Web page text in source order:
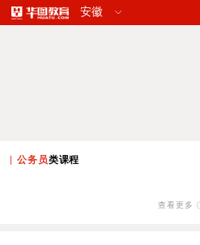
公务员类课程
查看更多